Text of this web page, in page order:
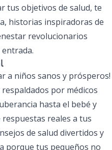
tus objetivos de salud, te
historias inspiradoras de
revolucionarios
a niños sanos y prósperos!
por médicos
hasta el bebé y
respuestas reales a tus
de salud divertidos y
porque tus pequeños no